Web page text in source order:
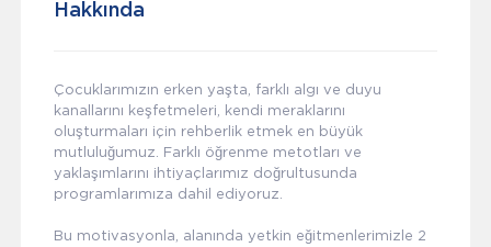
Hakkında
Çocuklarımızın erken yaşta, farklı algı ve duyu
kanallarını keşfetmeleri, kendi meraklarını
oluşturmaları için rehberlik etmek en büyük
mutluluğumuz. Farklı öğrenme metotları ve
yaklaşımlarını ihtiyaçlarımız doğrultusunda
programlarımıza dahil ediyoruz.
Bu motivasyonla, alanında yetkin eğitmenlerimizle 2